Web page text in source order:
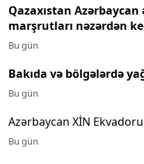
Qazaxıstan
marşrutları nəzərdən
Bu gün
Bakıda və bölgələrdə
Bu gün
Azərbaycan XİN
Bu gün